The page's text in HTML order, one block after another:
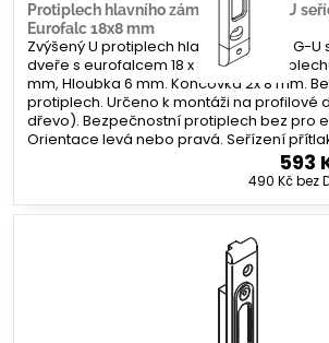
Protiplech hlavního zámku G-U tvar U
Eurofalc 18x8 mm
Zvýšený U protiplech hlavního zámku G-U
dveře s eurofalcem 18 x 8 mm. Délka
mm, Hloubka 6 mm. Koncovka 2x 8 mm.
protiplech. Určeno k montáži na profilové
dřevo). Bezpečnostní protiplech bez pro
Orientace levá nebo pravá. Seřízení
593
490 Kčbez